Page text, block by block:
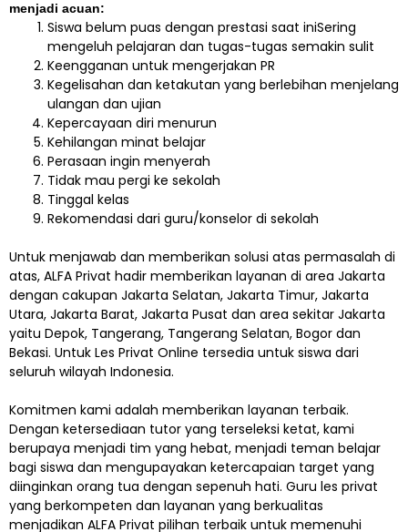
menjadi acuan:
Siswa belum puas dengan prestasi saat iniSering
mengeluh pelajaran dan tugas-tugas semakin sulit
Keengganan untuk mengerjakan PR
Kegelisahan dan ketakutan yang berlebihan menjelang
ulangan dan ujian
Kepercayaan diri menurun
Kehilangan minat belajar
Perasaan ingin menyerah
Tidak mau pergi ke sekolah
Tinggal kelas
Rekomendasi dari guru/konselor di sekolah
Untuk menjawab dan memberikan solusi atas permasalah di
atas, ALFA Privat hadir memberikan layanan di area Jakarta
dengan cakupan Jakarta Selatan, Jakarta Timur, Jakarta
Utara, Jakarta Barat, Jakarta Pusat dan area sekitar Jakarta
yaitu Depok, Tangerang, Tangerang Selatan, Bogor dan
Bekasi. Untuk Les Privat Online tersedia untuk siswa dari
seluruh wilayah Indonesia.
Komitmen kami adalah memberikan layanan terbaik.
Dengan ketersediaan tutor yang terseleksi ketat, kami
berupaya menjadi tim yang hebat, menjadi teman belajar
bagi siswa dan mengupayakan ketercapaian target yang
diinginkan orang tua dengan sepenuh hati. Guru les privat
yang berkompeten dan layanan yang berkualitas
menjadikan ALFA Privat pilihan terbaik untuk memenuhi